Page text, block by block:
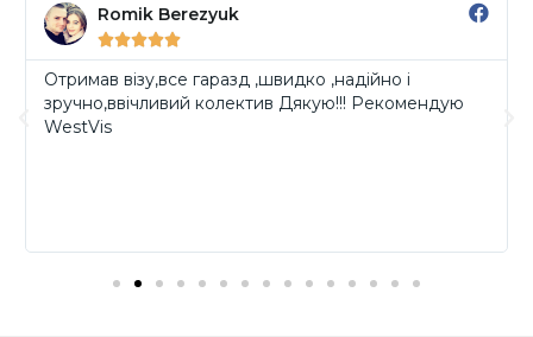
Romik Berezyuk

Отримав візу,все гаразд ,швидко ,надійно і
зручно,ввічливий колектив Дякую!!! Рекомендую
WestVis